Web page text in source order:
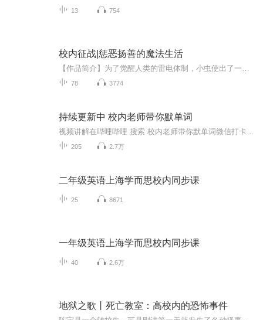
13 754
校内征战|惩恶扬善的魔法生活
78 3774
持续更新中 校内老师带你默单词
205 2.7万
二年级英语上海学而思校内同步课
25 8671
一年级英语上海学而思校内同步课
40 2.6万
地狱之歌丨死亡教室：高校内的恐怖事件